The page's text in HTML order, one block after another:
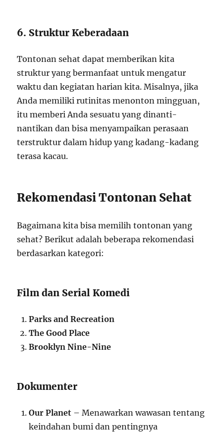
6. Struktur Keberadaan
Tontonan sehat dapat memberikan kita
struktur yang bermanfaat untuk mengatur
waktu dan kegiatan harian kita. Misalnya, jika
Anda memiliki rutinitas menonton mingguan,
itu memberi Anda sesuatu yang dinanti-
nantikan dan bisa menyampaikan perasaan
terstruktur dalam hidup yang kadang-kadang
terasa kacau.
Rekomendasi Tontonan Sehat
Bagaimana kita bisa memilih tontonan yang
sehat? Berikut adalah beberapa rekomendasi
berdasarkan kategori:
Film dan Serial Komedi
Parks and Recreation
The Good Place
Brooklyn Nine-Nine
Dokumenter
Our Planet – Menawarkan wawasan tentang
keindahan bumi dan pentingnya